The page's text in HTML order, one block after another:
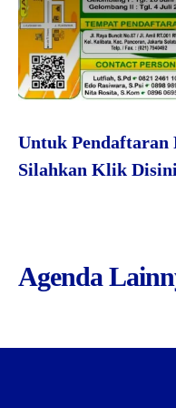
Siswa
Untuk Pendaftaran
Silahkan Klik Disini
Agenda